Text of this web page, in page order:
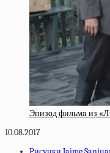
Эпизoд фильмa из
10.08.2017